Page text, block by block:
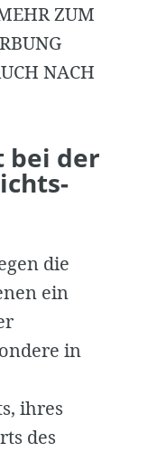
ZUM
NACH
bei der
die
ein
in
ihres
des